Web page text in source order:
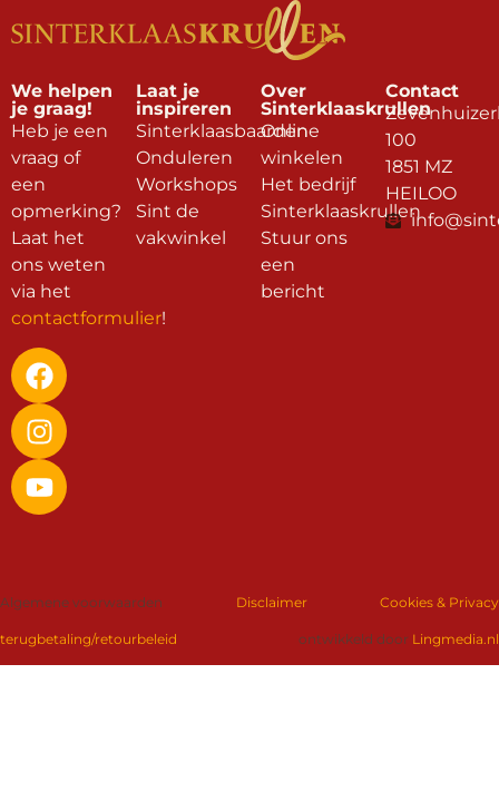
We helpen
je graag!
Heb je een
vraag of
een
opmerking?
Laat het
ons weten
via het
contactformulier!
Laat je
inspireren
Sinterklaasbaarden
Onduleren
Workshops
Sint de
vakwinkel
Over
Sinterklaaskrullen
Online
winkelen
Het bedrijf
Sinterklaaskrullen
Stuur ons
een
bericht
Contact
100
1851 MZ
HEILOO
Algemene voorwaarden Disclaimer Cookies & Privacy
terugbetaling/retourbeleid ontwikkeld door Lingmedia.nl